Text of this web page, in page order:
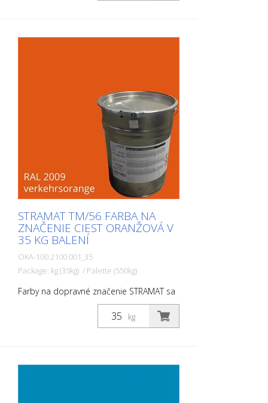
STRAMAT TM/56 FARBA NA
ZNAČENIE CIEST ORANŽOVÁ V
35 KG BALENÍ
OKA-100.2100.001_35
Package: kg (35kg) / Palette (550kg)
Farby na dopravné značenie STRAMAT sa
používajú najmä na asfaltové alebo
betónové povrchy, na okrajové a stredové
čiary, parkoviská, dopravné značenie
kg